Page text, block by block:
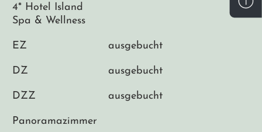
4* Hotel Island
Spa & Wellness
EZ ausgebucht
DZ ausgebucht
DZZ ausgebucht
Panoramazimmer